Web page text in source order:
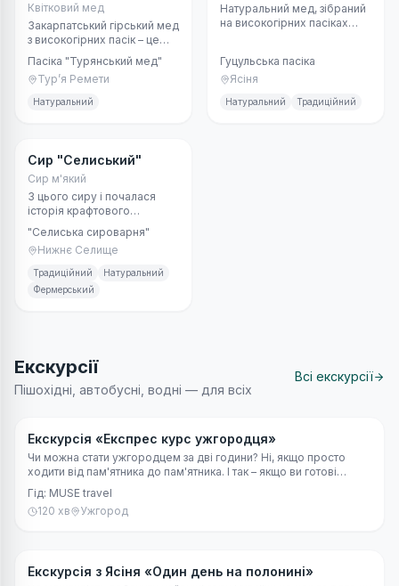
Квітковий мед
Закарпатський гірський мед
з високогірних пасік – це
смак Карпат у
натуральному вигляді. Його
збирає карпатська бджола
серед диких трав, квітів і
різнотрав’я високогір’я
Пасіка "Турянський мед"
Тур’я Ремети
Натуральний
Натуральний мед, зібраний
на високогірних пасіках
Гуцульська пасіка
Ясіня
Натуральний Традиційний
Молочне
Сир "Селиський"
Сир м'який
З цього сиру і почалася
історія крафтового
українського сироваріння.
Це напівтвердий сорт сиру,
що дозріває у підвалах
мінімум 3 місяці. Має
солодкувато-пряний смак.
"Селиська сироварня"
Нижнє Селище
Традиційний
Натуральний
Фермерський
Екскурсії
Пішохідні, автобусні, водні — для всіх
Всі екскурсії
🚶 Пішохідна
Екскурсія «Експрес курс ужгородця»
Чи можна стати ужгородцем за дві години? Ні, якщо просто
ходити від пам'ятника до пам'ятника. І так – якщо ви готові
впіймати цей особливий, ніде не скопійований ритм, де ніхто
нікуди не поспішає, але все встигає.
Гід: MUSE travel
120 хв Ужгород
🚶 Пішохідна
Екскурсія з Ясіня «Один день на полонині»